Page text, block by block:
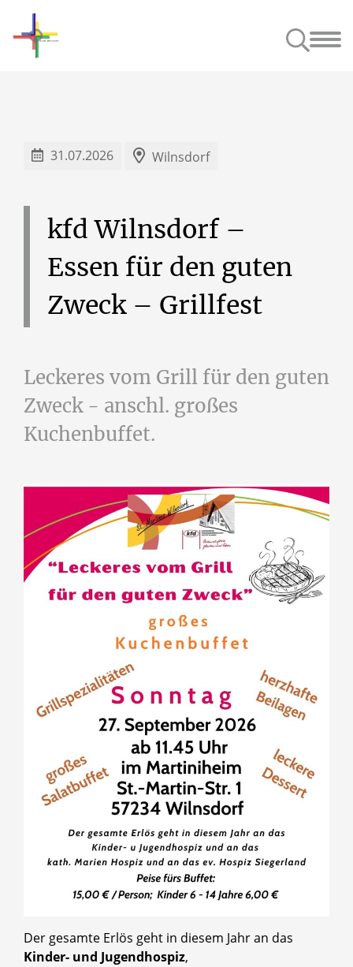
31.07.2026 Wilnsdorf
kfd Wilnsdorf –
Essen für den guten
Zweck – Grillfest
Leckeres vom Grill für den guten
Zweck - anschl. großes
Kuchenbuffet.
Der gesamte Erlös geht in diesem Jahr an das
Kinder- und Jugendhospiz,